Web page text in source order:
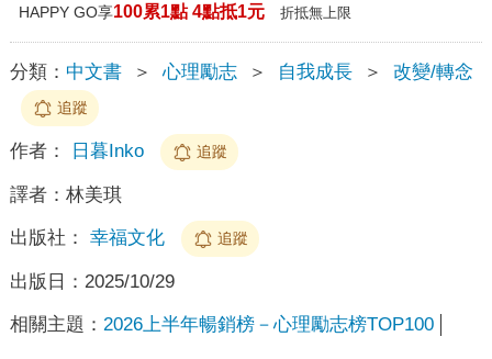
HAPPY GO享100累1點 4點抵1元 折抵無上限
分類： 中文書 ＞ 心理勵志 ＞ 自我成長 ＞ 改變/轉念
追蹤
作者： 日暮Inko 追蹤
譯者： 林美琪
出版社： 幸福文化 追蹤
出版日： 2025/10/29
相關主題： 2026上半年暢銷榜－心理勵志榜TOP100